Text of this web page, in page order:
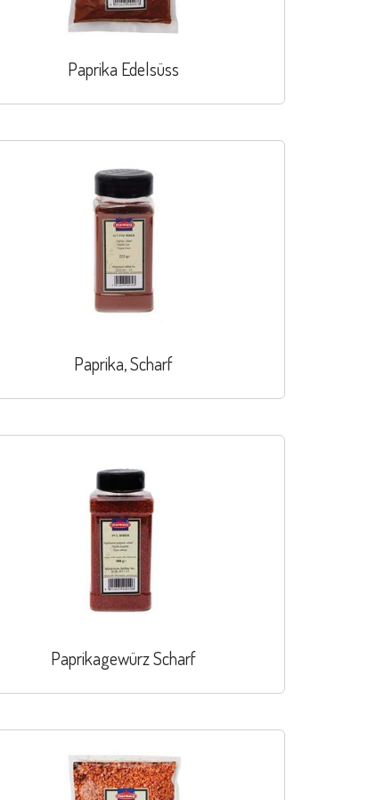
Paprika Edelsüss
Paprika, Scharf
Paprikagewürz Scharf